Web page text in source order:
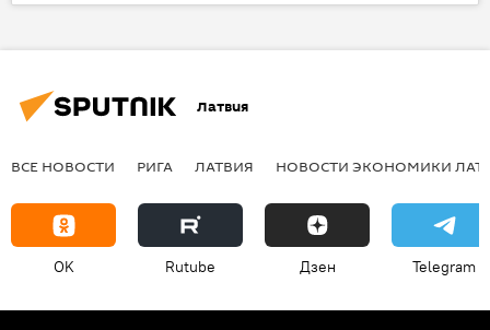
Латвия
ВСЕ НОВОСТИ РИГА ЛАТВИЯ НОВОСТИ ЭКОНОМИКИ
OK Rutube Дзен Telegram